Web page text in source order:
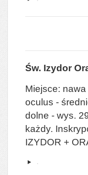
Św. Izydor
Miejsce: nawa
oculus -
dolne - wys.
każdy.
IZYDOR +